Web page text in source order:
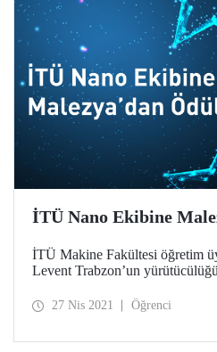
İTÜ Nano Ekibine
İTÜ Makine Fakültesi öğretim
Levent Trabzon’un
Taşınabilir Mikroakışkan
27 Nis 2021 Öğrenci